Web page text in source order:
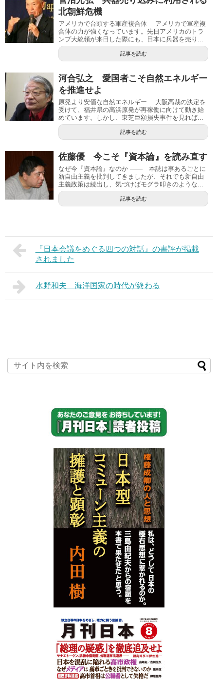
北朝鮮危機
アメリカで台頭する軍産複合体 アメリカで軍産複
合体の力が強くなっています。先日アメリカのトラ
ンプ大統領が来日した際にも、日本に兵器を売り...
記事を読む
河合弘之 愛国者こそ自然エネルギー
を推進せよ
原発より安価な自然エネルギー 大阪高裁の決定を
受けて、福井県の高浜原発が再稼働に向けて動き始
めています。しかし、東芝巨額損失事件を見れば...
記事を読む
佐藤優 今こそ『資本論』を読み直す
なぜ今『資本論』なのか ―― 本誌は事あるごとに
新自由主義を批判してきましたが、それでも新自由
主義政策は続出し、気づけばモグラ叩きのような...
記事を読む
『日本会議をめぐる四つの対話』の書評が掲載
されました
水野和夫 海洋国家の時代が終わる